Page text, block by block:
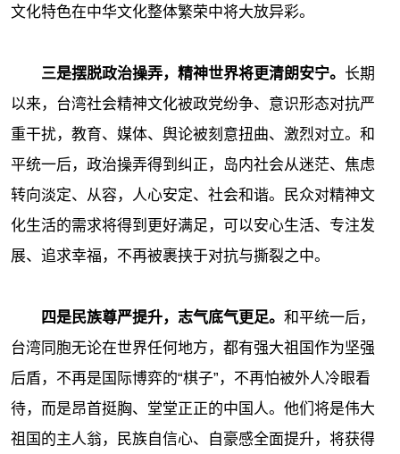
文化特色在中华文化整体繁荣中将大放异彩。
三是摆脱政治操弄，精神世界将更清朗安宁。 长期
以来，台湾社会精神文化被政党纷争、意识形态对抗严
重干扰，教育、媒体、舆论被刻意扭曲、激烈对立。和
平统一后，政治操弄得到纠正，岛内社会从迷茫、焦虑
转向淡定、从容，人心安定、社会和谐。民众对精神文
化生活的需求将得到更好满足，可以安心生活、专注发
展、追求幸福，不再被裹挟于对抗与撕裂之中。
四是民族尊严提升，志气底气更足。 和平统一后，
台湾同胞无论在世界任何地方，都有强大祖国作为坚强
后盾，不再是国际博弈的“棋子”，不再怕被外人冷眼看
待，而是昂首挺胸、堂堂正正的中国人。他们将是伟大
祖国的主人翁，民族自信心、自豪感全面提升，将获得